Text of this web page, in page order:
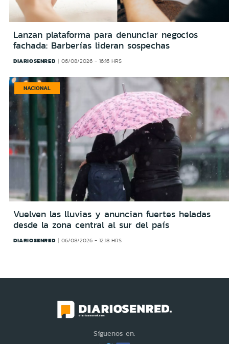
Lanzan plataforma para denunciar negocios
fachada: Barberías lideran sospechas
DIARIOSENRED 06/08/2026 - 16:16 HRS
NACIONAL
Vuelven las lluvias y anuncian fuertes heladas
desde la zona central al sur del país
DIARIOSENRED 06/08/2026 - 12:18 HRS
Síguenos en: